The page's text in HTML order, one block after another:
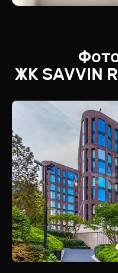
ЖК SAVVIN